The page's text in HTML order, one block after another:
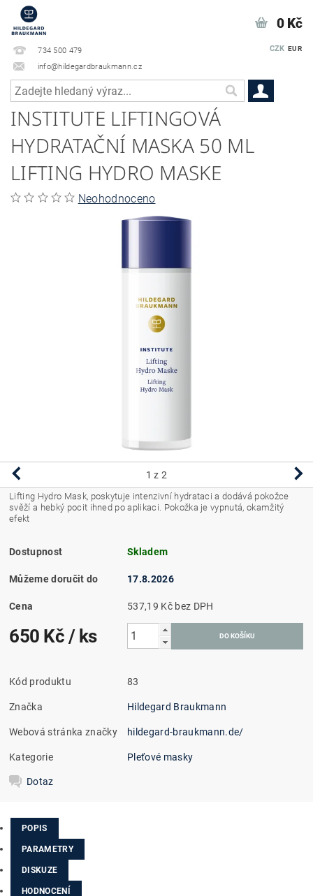
734 500 479
info@hildegardbraukmann.cz
CZK EUR
0 Kč
INSTITUTE LIFTINGOVÁ
HYDRATAČNÍ MASKA 50 ML
LIFTING HYDRO MASKE
Neohodnoceno
1 z 2
Lifting Hydro Mask, poskytuje intenzivní hydrataci a dodává pokožce
svěží a hebký pocit ihned po aplikaci. Pokožka je vypnutá, okamžitý
efekt
Dostupnost Skladem
Můžeme doručit do 17.8.2026
Cena 537,19 Kč bez DPH
650 Kč / ks
Kód produktu 83
Značka Hildegard Braukmann
Webová stránka značky hildegard-braukmann.de/
Kategorie Pleťové masky
Dotaz
POPIS
PARAMETRY
DISKUZE
HODNOCENÍ